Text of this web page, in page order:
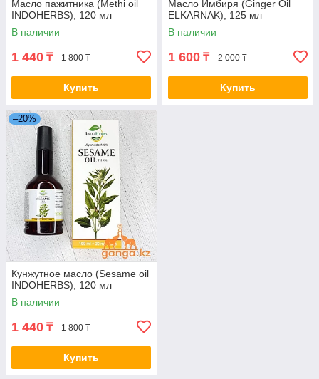
Масло пажитника (Methi oil
INDOHERBS), 120 мл
В наличии
1 440 ₸ 1 800 ₸
Купить
Масло Имбиря (Ginger Oil
ELKARNAK), 125 мл
В наличии
1 600 ₸ 2 000 ₸
Купить
–20%
Кунжутное масло (Sesame oil
INDOHERBS), 120 мл
В наличии
1 440 ₸ 1 800 ₸
Купить